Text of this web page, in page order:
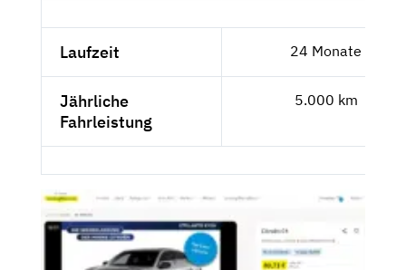
Laufzeit 24 Monate
Jährliche
Fahrleistung
5.000 km